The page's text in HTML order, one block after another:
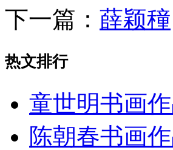
下一篇： 薛颖穜
热文排行
童世明书画
陈朝春书画